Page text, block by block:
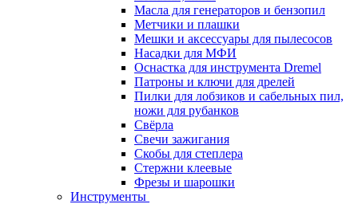
Масла для генераторов и бензопил
Метчики и плашки
Мешки и аксессуары для пылесосов
Насадки для МФИ
Оснастка для инструмента Dremel
Патроны и ключи для дрелей
Пилки для лобзиков и сабельных пил,
ножи для рубанков
Свёрла
Свечи зажигания
Скобы для степлера
Стержни клеевые
Фрезы и шарошки
Инструменты